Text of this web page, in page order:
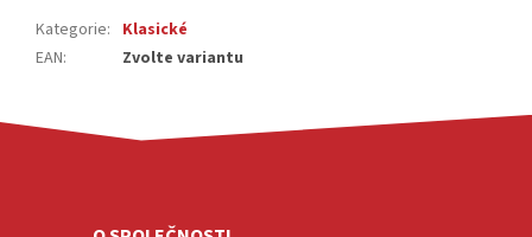
Kategorie: Klasické
EAN: Zvolte variantu